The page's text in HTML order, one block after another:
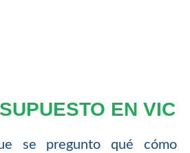
EN VIC
se pregunto qué cómo